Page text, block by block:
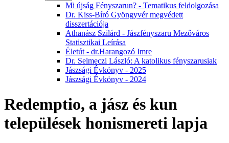
Mi újság Fényszarun? - Tematikus feldolgozása
Dr. Kiss-Bíró Gyöngyvér megvédett
disszertációja
Athanász Szilárd - Jászfényszaru Mezőváros
Statisztikai Leírása
Életút - dr.Harangozó Imre
Dr. Selmeczi László: A katolikus fényszarusiak
Jászsági Évkönyv - 2025
Jászsági Évkönyv - 2024
Redemptio, a jász és kun
települések honismereti lapja